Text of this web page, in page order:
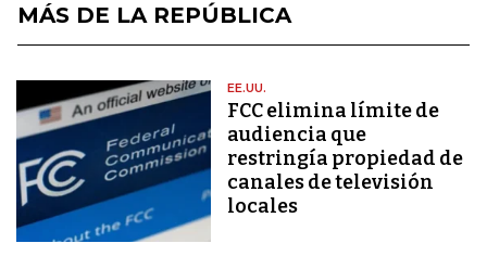
MÁS DE LA REPÚBLICA
EE.UU.
FCC elimina límite de
audiencia que
restringía propiedad de
canales de televisión
locales